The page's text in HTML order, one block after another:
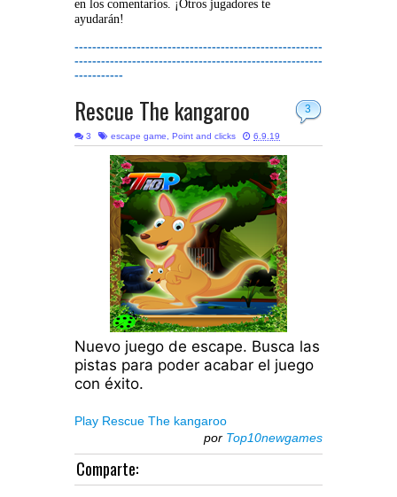
en los comentarios. ¡Otros jugadores te
ayudarán!
--------------------------------------------------------
--------------------------------------------------------
-----------
3
Rescue The kangaroo
3 escape game, Point and clicks 6.9.19
Nuevo juego de escape. Busca las
pistas para poder acabar el juego
con éxito.
Play Rescue The kangaroo
por Top10newgames
Comparte: